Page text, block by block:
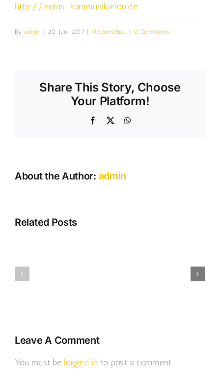
http://mplus-kommunikation.de
By admin | 20. Juni 2017 | Modenschau | 0 Comments
Share This Story, Choose
Your Platform!
Facebook
About the Author: admin
Related Posts
2015
Leave A Comment
You must be logged in to post a comment.